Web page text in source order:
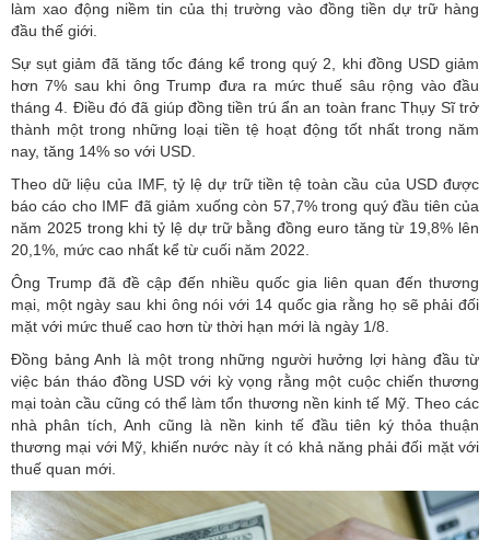
làm xao động niềm tin của thị trường vào đồng tiền dự trữ hàng
đầu thế giới.
Sự sụt giảm đã tăng tốc đáng kể trong quý 2, khi đồng USD giảm
hơn 7% sau khi ông Trump đưa ra mức thuế sâu rộng vào đầu
tháng 4. Điều đó đã giúp đồng tiền trú ẩn an toàn franc Thụy Sĩ trở
thành một trong những loại tiền tệ hoạt động tốt nhất trong năm
nay, tăng 14% so với USD.
Theo dữ liệu của IMF, tỷ lệ dự trữ tiền tệ toàn cầu của USD được
báo cáo cho IMF đã giảm xuống còn 57,7% trong quý đầu tiên của
năm 2025 trong khi tỷ lệ dự trữ bằng đồng euro tăng từ 19,8% lên
20,1%, mức cao nhất kể từ cuối năm 2022.
Ông Trump đã đề cập đến nhiều quốc gia liên quan đến thương
mại, một ngày sau khi ông nói với 14 quốc gia rằng họ sẽ phải đối
mặt với mức thuế cao hơn từ thời hạn mới là ngày 1/8.
Đồng bảng Anh là một trong những người hưởng lợi hàng đầu từ
việc bán tháo đồng USD với kỳ vọng rằng một cuộc chiến thương
mại toàn cầu cũng có thể làm tổn thương nền kinh tế Mỹ. Theo các
nhà phân tích, Anh cũng là nền kinh tế đầu tiên ký thỏa thuận
thương mại với Mỹ, khiến nước này ít có khả năng phải đối mặt với
thuế quan mới.